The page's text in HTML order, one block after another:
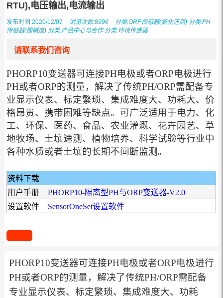
RTU),电压输出,电流输出
发布时间:2020/12/07 浏览次数:8996 分类:ORP传感器(氧化还原) 分类:PH
传感器(酸碱度) 分类:产品中心与合作分类:环境传感器
请联系我们咨询
PHORP10变送器可连接PH电极或者ORP电极进行
PH或者ORP的测量，解决了传统PH/ORP需配备专
业显示仪表、标定繁琐、集成难度大、功耗大、价
格昂贵、携带困难等缺点。可广泛适用于电力、化
工、环保、医药、食品、农业灌溉、花卉园艺、草
地牧场、土壤速测、植物培养、科学试验等行业中
各种水质或者土壤的长期不间断监测。
资料下载
用户手册
PHORP10-隔离型PH与ORP变送器-V2.0
设置软件
SensorOneSet设置软件
PHORP10变送器可连接PH电极或者ORP电极进行
PH或者ORP的测量，解决了传统PH/ORP需配备
专业显示仪表、标定繁琐、集成难度大、功耗